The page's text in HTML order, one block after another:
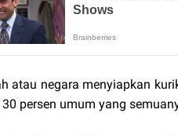
atau negara menyiapkan
persen umum yang